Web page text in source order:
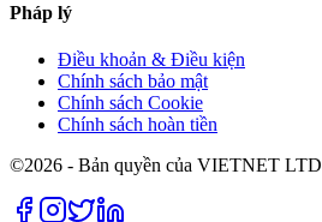
Pháp lý
Điều khoản & Điều kiện
Chính sách bảo mật
Chính sách Cookie
Chính sách hoàn tiền
©2026 - Bản quyền của VIETNET LTD